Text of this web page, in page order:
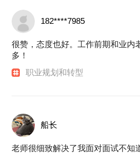
182****7985
很赞，态度也好。工作前期和业内
多！
职业规划和转型
船长
老师很细致解决了我面对面试不知